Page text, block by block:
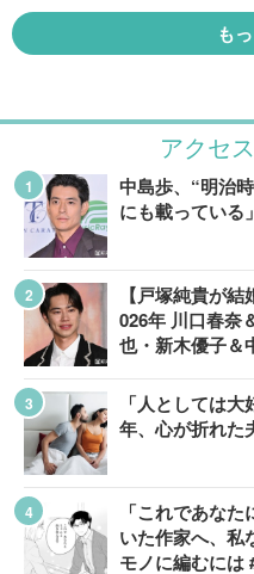
アクセ
中島歩、“明治
にも載っている
【戸塚純貴が
026年 川口春奈
也・新木優子＆
「人としては
年、心が折れた
「これであな
いた作家へ、私
モノに編むには